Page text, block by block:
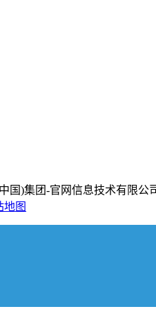
国)集团-官网信息技术有限公
地图